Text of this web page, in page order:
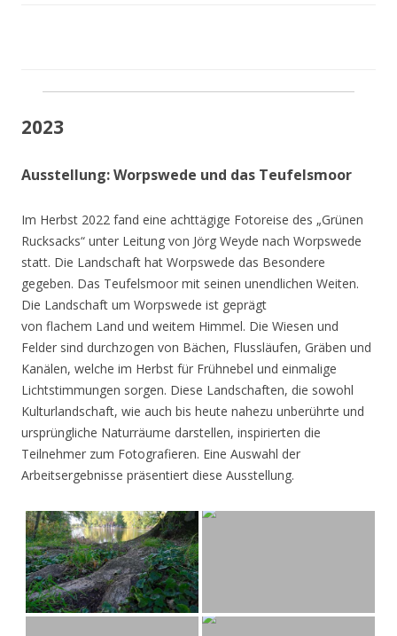
2023
Ausstellung: Worpswede und das Teufelsmoor
Im Herbst 2022 fand eine achttägige Fotoreise des „Grünen
Rucksacks“ unter Leitung von Jörg Weyde nach Worpswede
statt. Die Landschaft hat Worpswede das Besondere
gegeben. Das Teufelsmoor mit seinen unendlichen Weiten.
Die Landschaft um Worpswede ist geprägt
von flachem Land und weitem Himmel. Die Wiesen und
Felder sind durchzogen von Bächen, Flussläufen, Gräben und
Kanälen, welche im Herbst für Frühnebel und einmalige
Lichtstimmungen sorgen. Diese Landschaften, die sowohl
Kulturlandschaft, wie auch bis heute nahezu unberührte und
ursprüngliche Naturräume darstellen, inspirierten die
Teilnehmer zum Fotografieren. Eine Auswahl der
Arbeitsergebnisse präsentiert diese Ausstellung.